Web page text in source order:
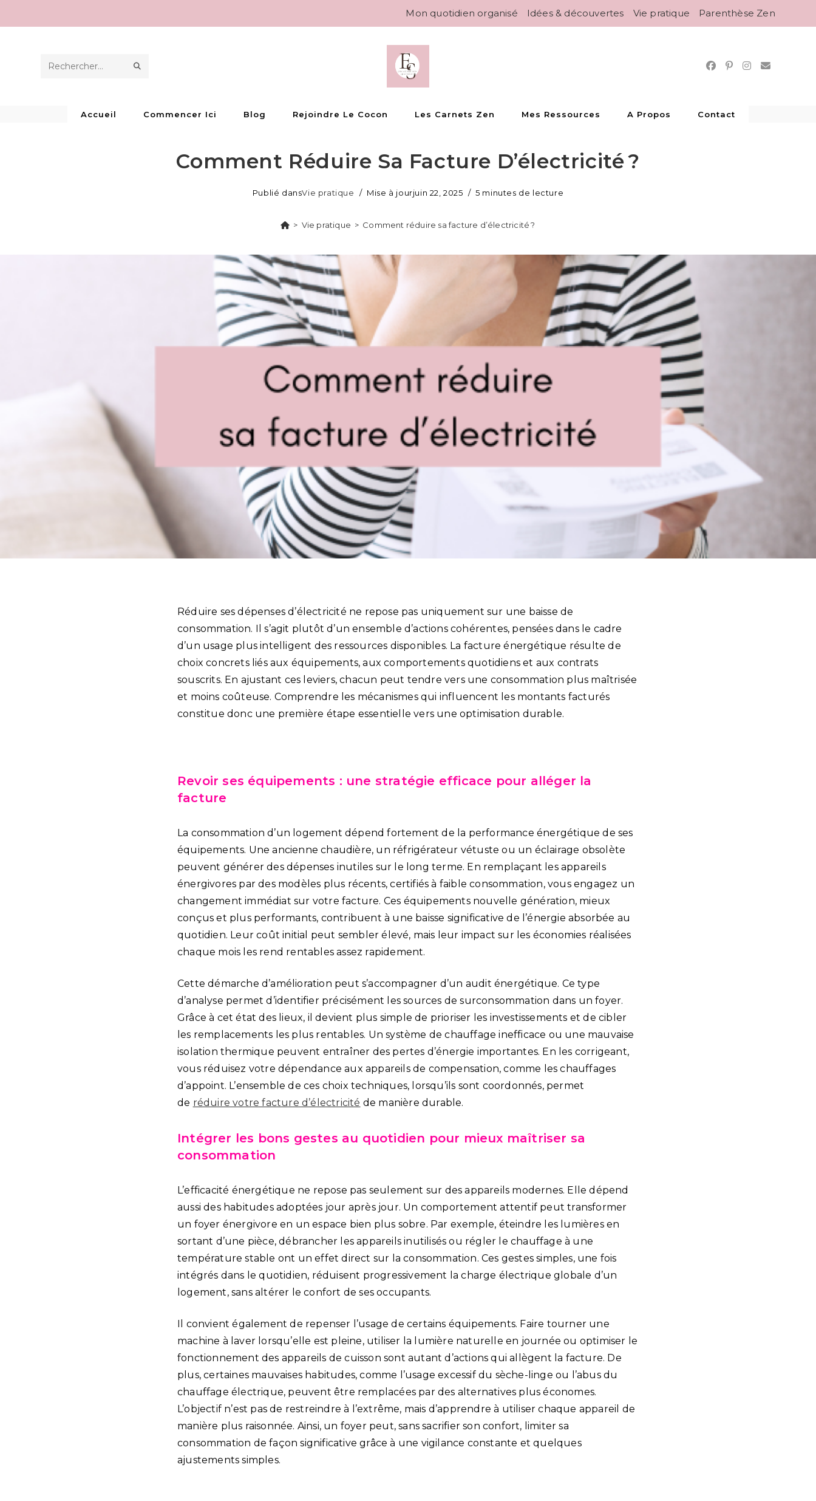
Mon quotidien organisé Idées & découvertes Vie pratique Parenthèse Zen
Rechercher
RECHERCHE
Accueil Commencer Ici Blog Rejoindre Le Cocon Les Carnets Zen Mes Ressources A Propos Contact
Comment Réduire Sa Facture D’électricité ?
Publié dansVie pratique Mise à jourjuin 22, 2025 5 minutes de lecture
> Vie pratique > Comment réduire sa facture d’électricité ?
Réduire ses dépenses d’électricité ne repose pas uniquement sur une baisse de
consommation. Il s’agit plutôt d’un ensemble d’actions cohérentes, pensées dans le cadre
d’un usage plus intelligent des ressources disponibles. La facture énergétique résulte de
choix concrets liés aux équipements, aux comportements quotidiens et aux contrats
souscrits. En ajustant ces leviers, chacun peut tendre vers une consommation plus maîtrisée
et moins coûteuse. Comprendre les mécanismes qui influencent les montants facturés
constitue donc une première étape essentielle vers une optimisation durable.
Revoir ses équipements : une stratégie efficace pour alléger la
facture
La consommation d’un logement dépend fortement de la performance énergétique de ses
équipements. Une ancienne chaudière, un réfrigérateur vétuste ou un éclairage obsolète
peuvent générer des dépenses inutiles sur le long terme. En remplaçant les appareils
énergivores par des modèles plus récents, certifiés à faible consommation, vous engagez un
changement immédiat sur votre facture. Ces équipements nouvelle génération, mieux
conçus et plus performants, contribuent à une baisse significative de l’énergie absorbée au
quotidien. Leur coût initial peut sembler élevé, mais leur impact sur les économies réalisées
chaque mois les rend rentables assez rapidement.
Cette démarche d’amélioration peut s’accompagner d’un audit énergétique. Ce type
d’analyse permet d’identifier précisément les sources de surconsommation dans un foyer.
Grâce à cet état des lieux, il devient plus simple de prioriser les investissements et de cibler
les remplacements les plus rentables. Un système de chauffage inefficace ou une mauvaise
isolation thermique peuvent entraîner des pertes d’énergie importantes. En les corrigeant,
vous réduisez votre dépendance aux appareils de compensation, comme les chauffages
d’appoint. L’ensemble de ces choix techniques, lorsqu’ils sont coordonnés, permet
de réduire votre facture d’électricité de manière durable.
Intégrer les bons gestes au quotidien pour mieux maîtriser sa
consommation
L’efficacité énergétique ne repose pas seulement sur des appareils modernes. Elle dépend
aussi des habitudes adoptées jour après jour. Un comportement attentif peut transformer
un foyer énergivore en un espace bien plus sobre. Par exemple, éteindre les lumières en
sortant d’une pièce, débrancher les appareils inutilisés ou régler le chauffage à une
température stable ont un effet direct sur la consommation. Ces gestes simples, une fois
intégrés dans le quotidien, réduisent progressivement la charge électrique globale d’un
logement, sans altérer le confort de ses occupants.
Il convient également de repenser l’usage de certains équipements. Faire tourner une
machine à laver lorsqu’elle est pleine, utiliser la lumière naturelle en journée ou optimiser le
fonctionnement des appareils de cuisson sont autant d’actions qui allègent la facture. De
plus, certaines mauvaises habitudes, comme l’usage excessif du sèche-linge ou l’abus du
chauffage électrique, peuvent être remplacées par des alternatives plus économes.
L’objectif n’est pas de restreindre à l’extrême, mais d’apprendre à utiliser chaque appareil de
manière plus raisonnée. Ainsi, un foyer peut, sans sacrifier son confort, limiter sa
consommation de façon significative grâce à une vigilance constante et quelques
ajustements simples.